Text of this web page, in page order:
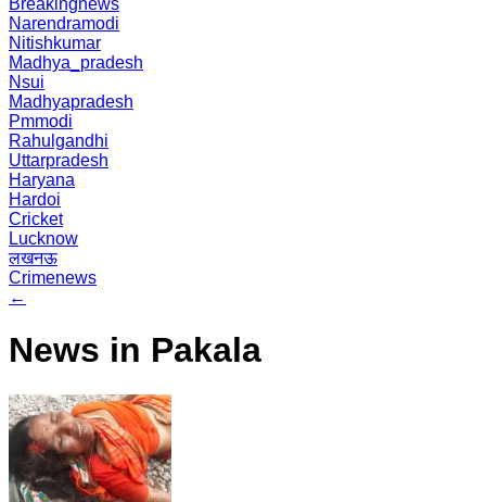
Breakingnews
Narendramodi
Nitishkumar
Madhya_pradesh
Nsui
Madhyapradesh
Pmmodi
Rahulgandhi
Uttarpradesh
Haryana
Hardoi
Cricket
Lucknow
लखनऊ
Crimenews
←
News in Pakala